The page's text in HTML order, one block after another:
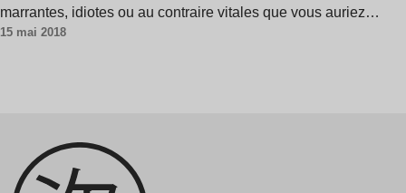
marrantes, idiotes ou au contraire vitales que vous auriez…
15 mai 2018